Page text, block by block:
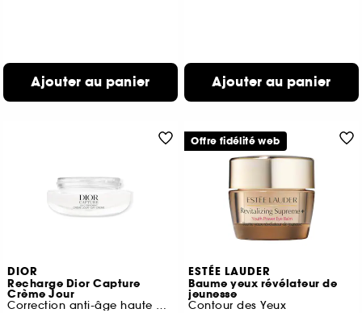
Ajouter au panier Ajouter au panier
DIOR
Recharge Dior Capture
Crème Jour
Correction anti-âge haute performance
ESTÉE LAUDER
Baume yeux révélateur de
jeunesse
Contour des Yeux
Offre fidélité web